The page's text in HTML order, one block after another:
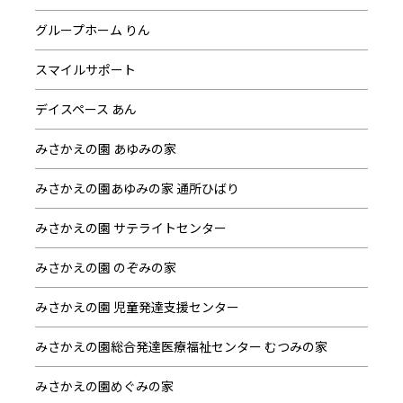
グループホーム りん
スマイルサポート
デイスペース あん
みさかえの園 あゆみの家
みさかえの園あゆみの家 通所ひばり
みさかえの園 サテライトセンター
みさかえの園 のぞみの家
みさかえの園 児童発達支援センター
みさかえの園総合発達医療福祉センター むつみの家
みさかえの園めぐみの家